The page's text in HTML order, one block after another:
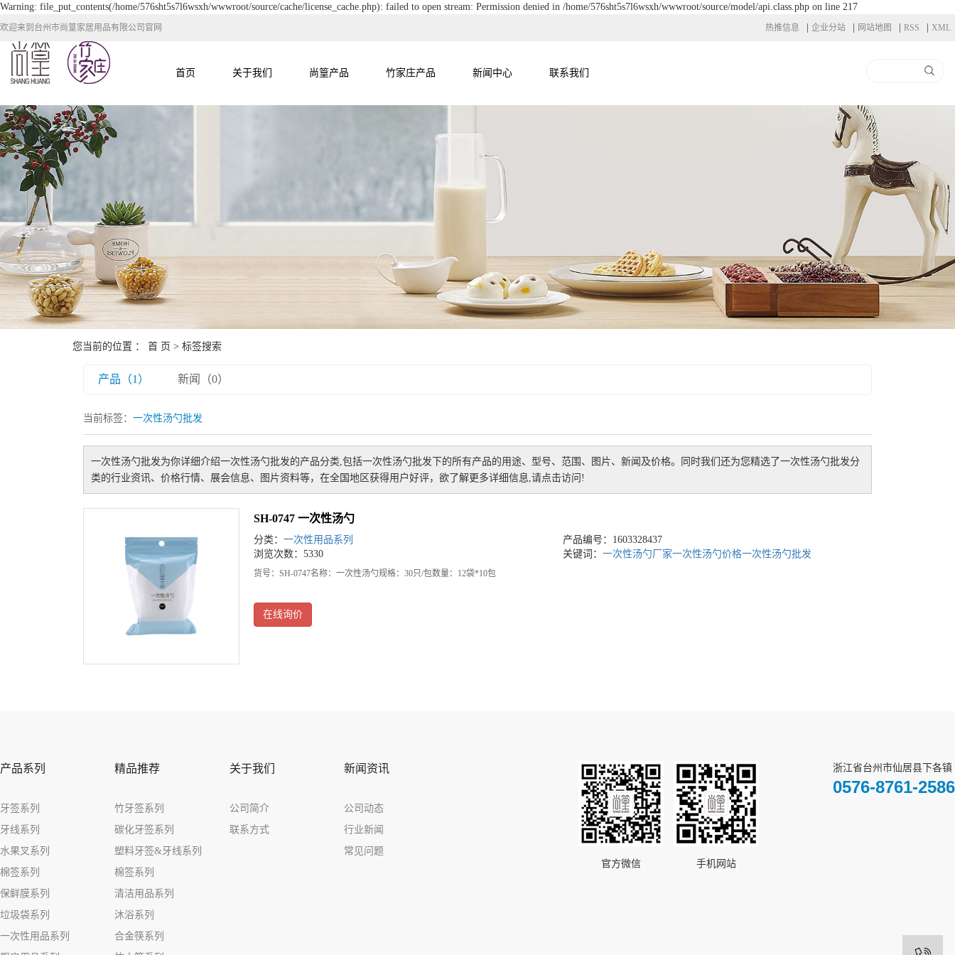
Warning: file_put_contents(/home/576sht5s7l6wsxh/wwwroot/source/cache/license_cache.php): failed to open stream: Permission denied in /home/576sht5s7l6wsxh/wwwroot/source/model/api.class.php on line 217
欢迎来到台州市尚篁家居用品有限公司官网 热推信息 企业分站 网站地图 RSS XML
首页 关于我们 尚篁产品 竹家庄产品 新闻中心 联系我们
您当前的位置 ： 首 页 > 标签搜索
产品（1） 新闻（0）
当前标签： 一次性汤勺批发
一次性汤勺批发为你详细介绍一次性汤勺批发的产品分类,包括一次性汤勺批发 下的所有产品的用途、型号、范围、图片、新闻及价格。同时我们还为您精选了一次性汤勺批发分
类的行业资讯、价格行情、展会信息、图片资料等，在全国地区获得用户好评，欲了解更多详细信息,请点击访问!
SH-0747 一次性汤勺
分类： 一次性用品系列
产品编号：1603328437
浏览次数：5330
关键词： 一次性汤勺厂家一次性汤勺价格一次性汤勺批发
货号：SH-0747名称：一次性汤勺规格：30只/包数量：12袋*10包
在线询价
产品系列
牙签系列
牙线系列
水果叉系列
棉签系列
保鲜膜系列
垃圾袋系列
一次性用品系列
精品推荐
竹牙签系列
碳化牙签系列
塑料牙签&牙线系列
棉签系列
清洁用品系列
沐浴系列
合金筷系列
关于我们
公司简介
联系方式
新闻资讯
公司动态
行业新闻
常见问题
官方微信
手机网站
浙江省台州市仙居县下各镇
0576-8761-2586